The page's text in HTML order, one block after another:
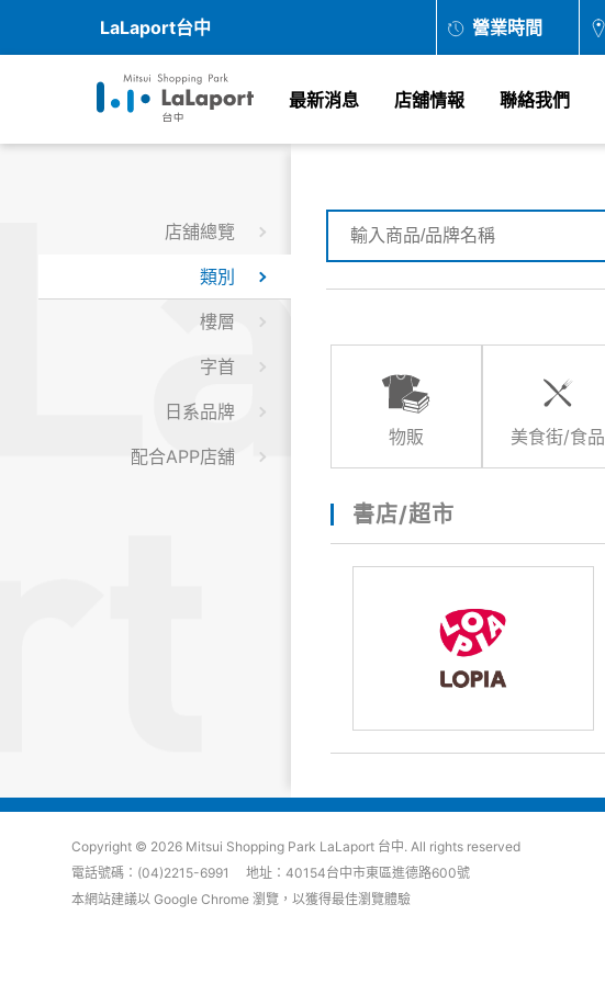
LaLaport台中 營業時間
最新消息 店舖情報 聯絡我們
店舖總覽
類別
樓層
字首
日系品牌
配合APP店舖
物販 美食街/食品
書店/超市
Copyright © 2026 Mitsui Shopping Park LaLaport 台中. All rights reserved
電話號碼：(04)2215-6991 地址：40154台中市東區進德路600號
本網站建議以 Google Chrome 瀏覽，以獲得最佳瀏覽體驗